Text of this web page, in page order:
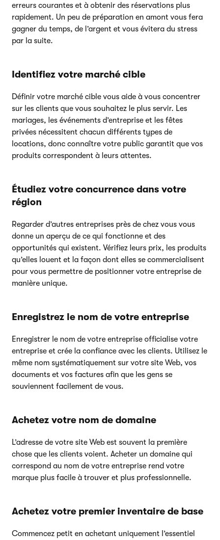
erreurs courantes et à obtenir des réservations plus
rapidement. Un peu de préparation en amont vous fera
gagner du temps, de l’argent et vous évitera du stress
par la suite.
Identifiez votre marché cible
Définir votre marché cible vous aide à vous concentrer
sur les clients que vous souhaitez le plus servir. Les
mariages, les événements d’entreprise et les fêtes
privées nécessitent chacun différents types de
locations, donc connaître votre public garantit que vos
produits correspondent à leurs attentes.
Étudiez votre concurrence dans votre
région
Regarder d’autres entreprises près de chez vous vous
donne un aperçu de ce qui fonctionne et des
opportunités qui existent. Vérifiez leurs prix, les produits
qu’elles louent et la façon dont elles se commercialisent
pour vous permettre de positionner votre entreprise de
manière unique.
Enregistrez le nom de votre entreprise
Enregistrer le nom de votre entreprise officialise votre
entreprise et crée la confiance avec les clients. Utilisez le
même nom systématiquement sur votre site Web, vos
documents et vos factures afin que les gens se
souviennent facilement de vous.
Achetez votre nom de domaine
L’adresse de votre site Web est souvent la première
chose que les clients voient. Acheter un domaine qui
correspond au nom de votre entreprise rend votre
marque plus facile à trouver et plus professionnelle.
Achetez votre premier inventaire de base
Commencez petit en achetant uniquement l’essentiel